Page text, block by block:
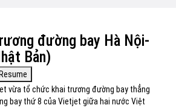
đường bay Hà Nội-
Bản)
vừa tổ chức khai trương đường bay thẳng
bay thứ 8 của Vietjet giữa hai nước Việt